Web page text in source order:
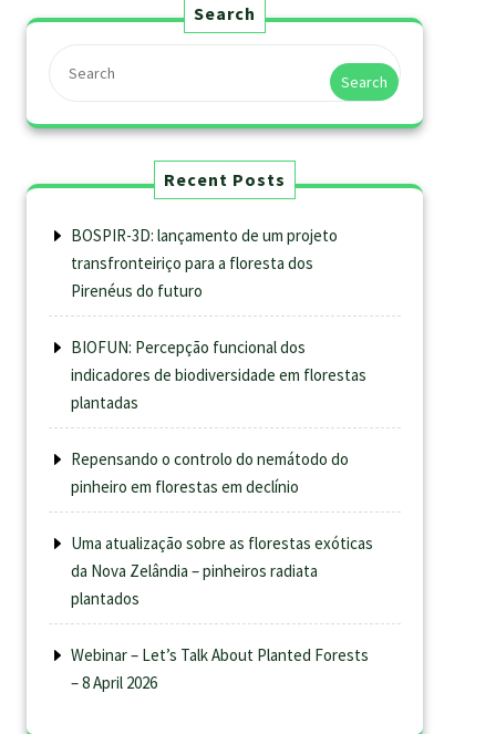
Search
Search
Recent Posts
BOSPIR-3D: lançamento de um projeto
transfronteiriço para a floresta dos
Pirenéus do futuro
BIOFUN: Percepção funcional dos
indicadores de biodiversidade em florestas
plantadas
Repensando o controlo do nemátodo do
pinheiro em florestas em declínio
Uma atualização sobre as florestas exóticas
da Nova Zelândia – pinheiros radiata
plantados
Webinar – Let’s Talk About Planted Forests
– 8 April 2026